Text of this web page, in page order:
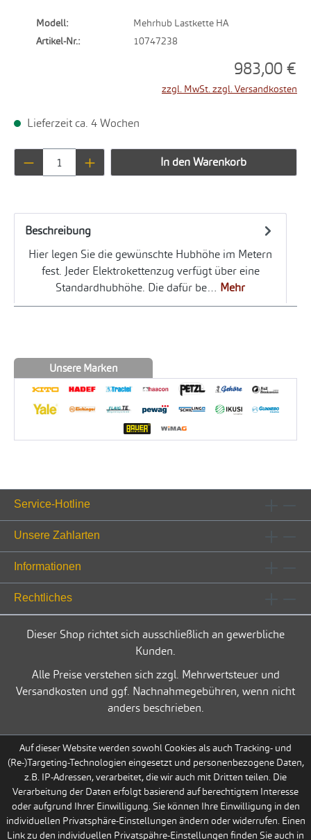
Modell:
Mehrhub Lastkette HA
Artikel-Nr.:
10747238
983,00 €
zzgl. MwSt. zzgl. Versandkosten
Lieferzeit ca. 4 Wochen
Produkt Anzahl: Gib den gewünschten
In den Warenkorb
Beschreibung
Hier legen Sie die gewünschte Hubhöhe im Metern
fest. Jeder Elektrokettenzug verfügt über eine
Standardhubhöhe. Die dafür be… Mehr
Unsere Marken
Service-Hotline
Unsere Zahlarten
Informationen
Rechtliches
Dieser Shop richtet sich ausschließlich an gewerbliche
Kunden.
Alle Preise verstehen sich zzgl. Mehrwertsteuer und
Versandkosten und ggf. Nachnahmegebühren, wenn nicht
anders beschrieben.
Auf dieser Website werden sowohl Cookies als auch Tracking- und
(Re-)Targeting-Technologien eingesetzt und personenbezogene Daten,
z.B. IP-Adressen, verarbeitet, die wir auch mit Dritten teilen. Die
Verarbeitung der Daten erfolgt basierend auf berechtigtem Interesse
oder aufgrund Ihrer Einwilligung. Sie können Ihre Einwilligung in den
individuellen Privatsphäre-Einstellungen ändern oder widerrufen. Einen
Link zu den individuellen Privatspähre-Einstellungen finden Sie auch in